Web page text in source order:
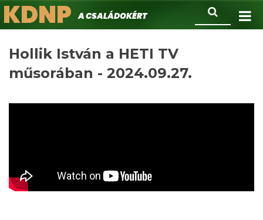
Ugrás
a
Keresés
KDNPA családokért.
Hollik István a HETI TV
műsorában - 2024.09.27.